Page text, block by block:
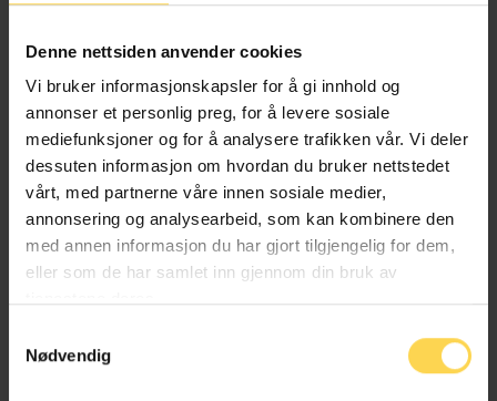
Denne nettsiden anvender cookies
Vi bruker informasjonskapsler for å gi innhold og
annonser et personlig preg, for å levere sosiale
mediefunksjoner og for å analysere trafikken vår. Vi deler
dessuten informasjon om hvordan du bruker nettstedet
vårt, med partnerne våre innen sosiale medier,
annonsering og analysearbeid, som kan kombinere den
med annen informasjon du har gjort tilgjengelig for dem,
eller som de har samlet inn gjennom din bruk av
Nødvendig
kunder kan være trygge på at det til enhver